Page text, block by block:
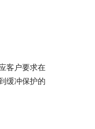
客户要求在
缓冲保护的